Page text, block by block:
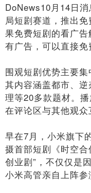
DoNews10月14日
局短剧赛道，推出
果免费短剧的看广
有广告，可以直接免
围观短剧优势主要集
其内容涵盖都市、
理等20多款题材。
在评论区与其他观众
早在7月，小米旗下
摄首部短剧《时空
创业剧”，不仅仅是
小米高管亲自上阵参